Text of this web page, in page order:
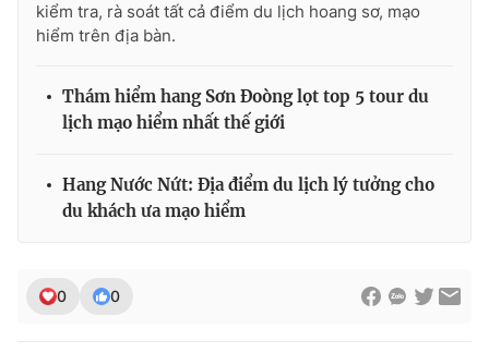
kiểm tra, rà soát tất cả điểm du lịch hoang sơ, mạo
hiểm trên địa bàn.
Thám hiểm hang Sơn Đoòng lọt top 5 tour du
lịch mạo hiểm nhất thế giới
Hang Nước Nứt: Địa điểm du lịch lý tưởng cho
du khách ưa mạo hiểm
0 0